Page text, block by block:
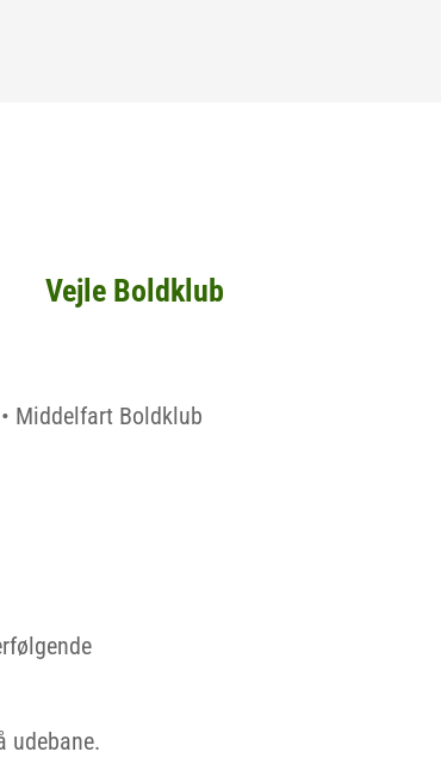
Vejle Boldklub
Middelfart Boldklub
udebane.